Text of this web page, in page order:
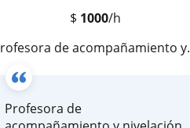
$ 1000/h
Profesora de acompañamiento y nivelación para el primer año de universidad. En específico área de ciencias ( química, genética, biología animal y vegetal, anatomía, fisiología etc) Distintas metodología de estudio u planificación para que la integración a
Profesora de